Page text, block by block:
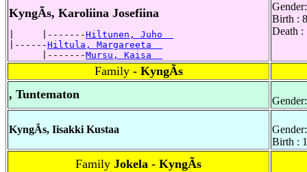
KyngÃs, Karoliina Josefiina
|     |-------Hiltunen, Juho
|------Hiltula, Margareeta
      |-------
Mursu, Kaisa
Birth :
Death :
Family - KyngÃs
, Tuntematon
KyngÃs, Iisakki Kustaa
Birth :
Family Jokela - KyngÃs